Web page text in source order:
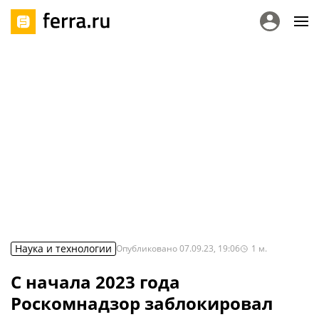
Наука и технологии Опубликовано07.09.23, 19:06 1 м.
С начала 2023 года
Роскомнадзор заблокировал